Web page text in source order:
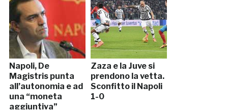
Napoli, De
Magistris punta
all’autonomia e ad
una “moneta
aggiuntiva”
Zaza e la Juve si
prendono la vetta.
Sconfitto il Napoli
1-0